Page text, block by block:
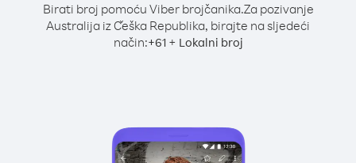
Birati broj pomoću Viber brojčanika.Za pozivanje
Australija iz Češka Republika, birajte na sljedeći
način:+61+ Lokalni broj